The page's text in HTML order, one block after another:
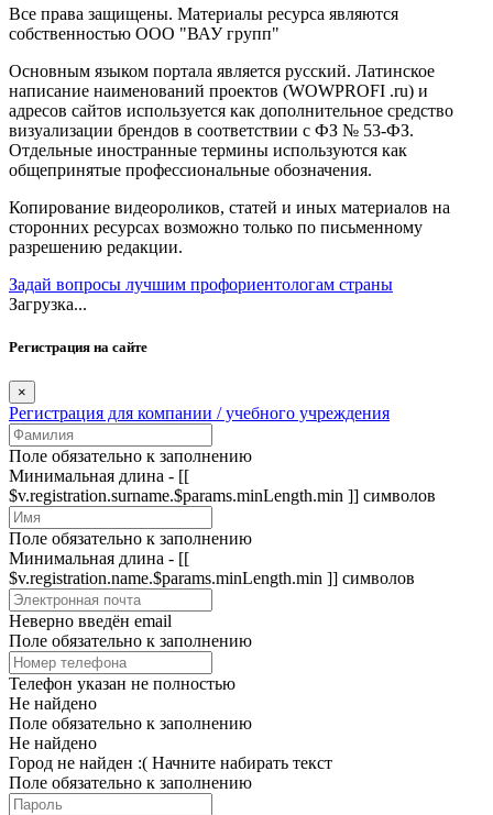
Все права защищены. Материалы ресурса являются
собственностью ООО "ВАУ групп"
Основным языком портала является русский. Латинское
написание наименований проектов (WOWPROFI .ru) и
адресов сайтов используется как дополнительное средство
визуализации брендов в соответствии с ФЗ № 53-ФЗ.
Отдельные иностранные термины используются как
общепринятые профессиональные обозначения.
Копирование видеороликов, статей и иных материалов на
сторонних ресурсах возможно только по письменному
разрешению редакции.
Задай вопросы лучшим профориентологам страны
Загрузка...
Регистрация на сайте
×
Регистрация для компании / учебного учреждения
Поле обязательно к заполнению
Минимальная длина - [[
$v.registration.surname.$params.minLength.min ]] символов
Поле обязательно к заполнению
Минимальная длина - [[
$v.registration.name.$params.minLength.min ]] символов
Неверно введён email
Поле обязательно к заполнению
Телефон указан не полностью
Не найдено
Поле обязательно к заполнению
Не найдено
Город не найден :( Начните набирать текст
Поле обязательно к заполнению